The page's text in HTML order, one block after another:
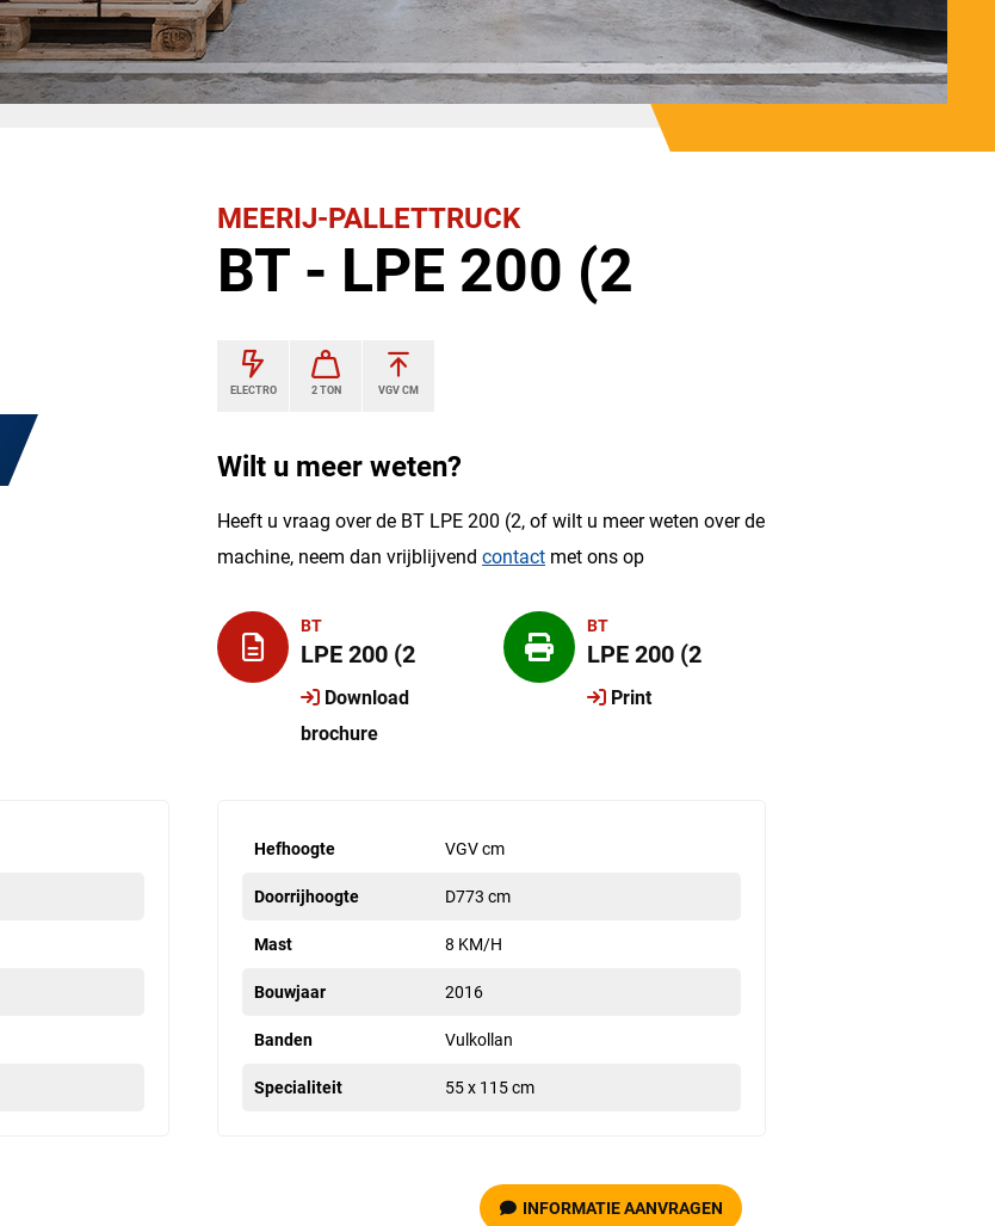
MEERIJ-PALLETTRUCK
BT - LPE 200 (2
ELECTRO 2 TON VGV CM
Wilt u meer weten?
Heeft u vraag over de BT LPE 200 (2, of wilt u meer weten over de
machine, neem dan vrijblijvend contact met ons op
BT
LPE 200 (2
Download
brochure
BT
LPE 200 (2
Print
Hefhoogte VGV cm
Doorrijhoogte D773 cm
Mast 8 KM/H
Bouwjaar 2016
Banden Vulkollan
Specialiteit 55 x 115 cm
INFORMATIE AANVRAGEN